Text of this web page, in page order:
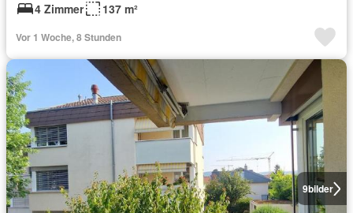
4 Zimmer
137 m²
Vor 1 Woche, 8 Stunden
9bilder